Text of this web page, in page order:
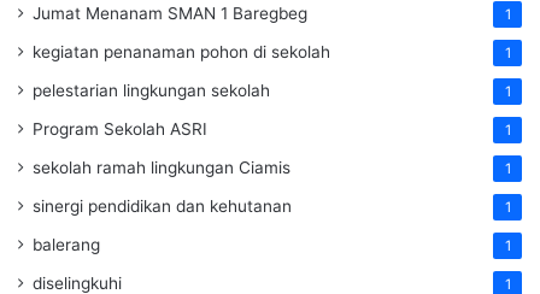
Jumat Menanam SMAN 1 Baregbeg 1
kegiatan penanaman pohon di sekolah 1
pelestarian lingkungan sekolah 1
Program Sekolah ASRI 1
sekolah ramah lingkungan Ciamis 1
sinergi pendidikan dan kehutanan 1
balerang 1
diselingkuhi 1